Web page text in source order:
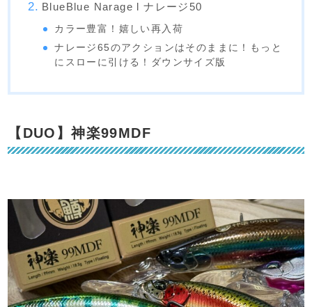
BlueBlue Narage l ナレージ50
カラー豊富！嬉しい再入荷
ナレージ65のアクションはそのままに！もっと
にスローに引ける！ダウンサイズ版
【DUO】神楽99MDF